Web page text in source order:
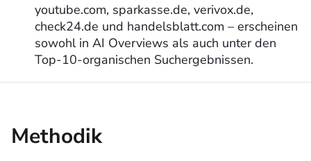
youtube.com, sparkasse.de, verivox.de,
check24.de und handelsblatt.com – erscheinen
sowohl in AI Overviews als auch unter den
Top-10-organischen Suchergebnissen.
Methodik